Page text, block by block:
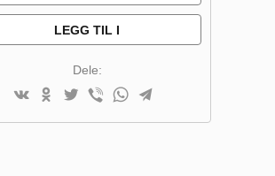
LEGG TIL I
Dele: